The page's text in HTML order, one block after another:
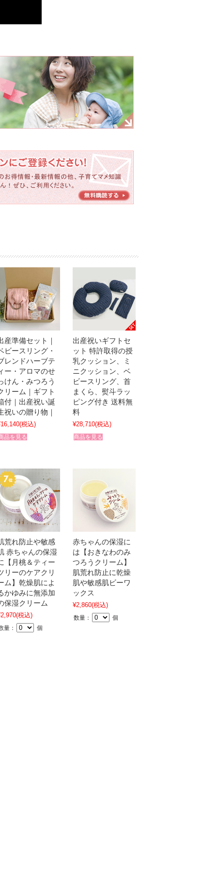
産準備セット｜
ビースリング・
レンドハーブテ
ー・アロマのせ
けん・みつろう
リーム｜ギフト
付｜出産祝い誕
祝いの贈り物｜
(税込)
品を見る
出産祝いギフトセ
ット 特許取得の授
乳クッション、ミ
ニクッション、ベ
ビースリング、首
まくら、熨斗ラッ
ピング付き 送料無
料
¥28,710(税込)
商品を見る
荒れ防止や敏感
赤ちゃんの保湿
【月桃＆ティー
リーのケアクリ
ム】乾燥肌によ
かゆみに無添加
保湿クリーム
(税込)
量： 個
赤ちゃんの保湿に
は【おきなわのみ
つろうクリーム】
肌荒れ防止に乾燥
肌や敏感肌ビーワ
ックス
¥2,860(税込)
数量： 個